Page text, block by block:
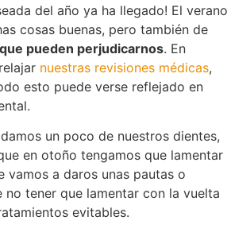
del año ya ha llegado! El verano
cosas buenas, pero también de
pueden perjudicarnos. En
nuestras revisiones médicas,
esto puede verse reflejado en
un poco de nuestros dientes,
en otoño tengamos que lamentar
vamos a daros unas pautas o
no tener que lamentar con la vuelta
evitables.